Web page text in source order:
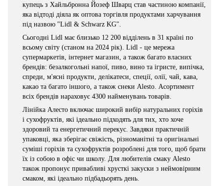
купець з Хайльбронна Йозеф Шварц став частиною компанії,
яка відтоді діяла як оптова торгівля продуктами харчування
під назвою "Lidl & Schwarz KG".
Сьогодні Lidl має близько 12 200 відділень в 31 країні по
всьому світу (станом на 2024 рік). Lidl - це мережа
супермаркетів, інтернет магазин, а також багато власних
брендів: безалкогольні напої, пиво, вино та ігристе, випічка,
спреди, м'ясні продукти, делікатеси, спеції, олії, чай, кава,
какао та багато іншого, а також снеки Alesto. Асортимент
всіх брендів нараховує 4300 найменувань товарів.
Лінійка Алесто включає широкий вибір натуральних горіхів
і сухофруктів, які ідеально підходять для тих, хто хоче
здоровий та енергетичний перекус. Завдяки практичній
упаковці, яка зберігає свіжість, різноманітні та оригінальні
суміші горіхів та сухофруктів розроблені для того, щоб брати
їх із собою в офіс чи школу. Для любителів смаку Alesto
також пропонує привабливі хрусткі закуски з неймовірним
смаком, які ідеально підбадьорять день.